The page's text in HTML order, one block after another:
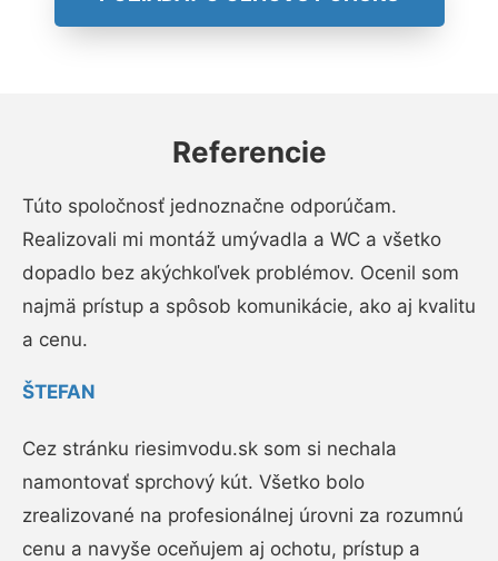
Referencie
Túto spoločnosť jednoznačne odporúčam.
Realizovali mi montáž umývadla a WC a všetko
dopadlo bez akýchkoľvek problémov. Ocenil som
najmä prístup a spôsob komunikácie, ako aj kvalitu
a cenu.
ŠTEFAN
Cez stránku riesimvodu.sk som si nechala
namontovať sprchový kút. Všetko bolo
zrealizované na profesionálnej úrovni za rozumnú
cenu a navyše oceňujem aj ochotu, prístup a